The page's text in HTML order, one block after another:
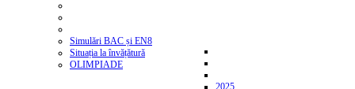
Simulări BAC și EN8
Situația la învățătură
OLIMPIADE
2025